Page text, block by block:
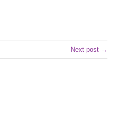
Next post →